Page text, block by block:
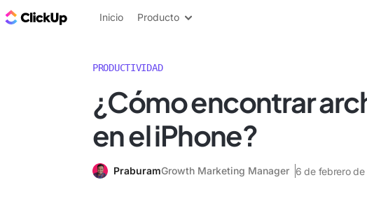
ClickUp Blog
Inicio Producto
PRODUCTIVIDAD
¿Cómo encontrar
en el iPhone?
PraburamGrowth Marketing Manager 6 de febrero